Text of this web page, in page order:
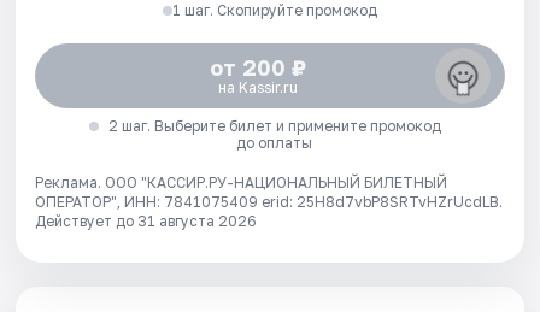
1 шаг. Скопируйте промокод
от 200 ₽
на Kassir.ru
2 шаг. Выберите билет и примените промокод
до оплаты
Реклама. ООО "КАССИР.РУ-НАЦИОНАЛЬНЫЙ БИЛЕТНЫЙ
ОПЕРАТОР", ИНН: 7841075409 erid: 25H8d7vbP8SRTvHZrUcdLB.
Действует до 31 августа 2026